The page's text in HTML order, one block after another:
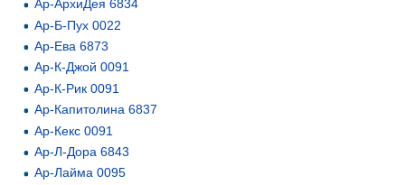
Ар-АрхиДея 6834
Ар-Б-Пух 0022
Ар-Ева 6873
Ар-К-Джой 0091
Ар-К-Рик 0091
Ар-Капитолина 6837
Ар-Кекс 0091
Ар-Л-Дора 6843
Ар-Лайма 0095